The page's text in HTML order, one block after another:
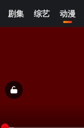
剧集 综艺 动漫